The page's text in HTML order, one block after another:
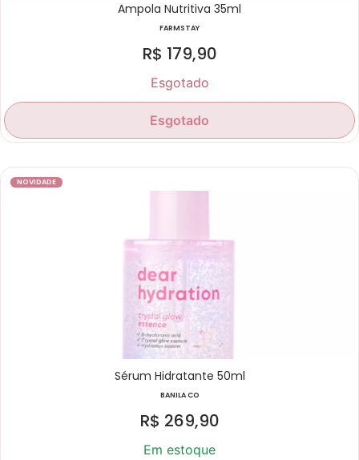
Ampola Nutritiva 35ml
FARMSTAY
R$ 179,90
Esgotado
Esgotado
NOVIDADE
Sérum Hidratante 50ml
BANILA CO
R$ 269,90
Em estoque